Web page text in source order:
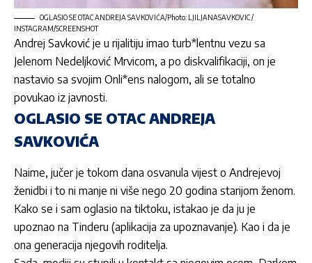
OGLASIO SE OTAC ANDREJA SAVKOVIĆA/Photo: LJILJANASAVKOVIC /
INSTAGRAM/SCREENSHOT
Andrej Savković je u rijalitiju imao turb*lentnu vezu sa
Jelenom Nedeljković Mrvicom, a po diskvalifikaciji, on je
nastavio sa svojim Onli*ens nalogom, ali se totalno
povukao iz javnosti.
OGLASIO SE OTAC ANDREJA
SAVKOVIĆA
Naime, jučer je tokom dana osvanula vijest o Andrejevoj
ženidbi i to ni manje ni više nego 20 godina starijom ženom.
Kako se i sam oglasio na tiktoku, istakao je da ju je
upoznao na Tinderu (aplikacija za upoznavanje). Kao i da je
ona generacija njegovih roditelja.